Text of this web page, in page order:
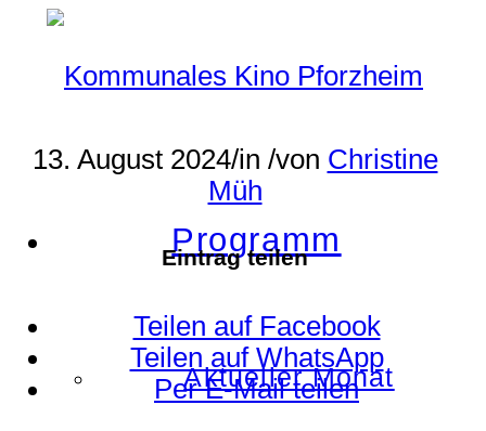
Programm
Aktueller Monat
13. August 2024/in /von Christine
Müh
Eintrag teilen
Teilen auf Facebook
Teilen auf WhatsApp
Per E-Mail teilen